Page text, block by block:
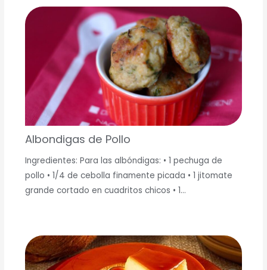
Albondigas de Pollo
Ingredientes: Para las albóndigas: • 1 pechuga de
pollo • 1/4 de cebolla finamente picada • 1 jitomate
grande cortado en cuadritos chicos • 1…